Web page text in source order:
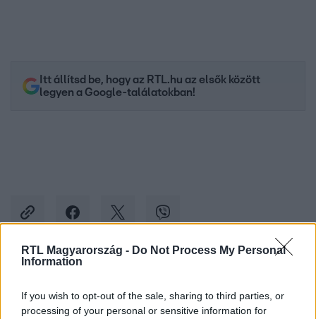
RTL Magyarország - Do Not Process My Personal
Information
If you wish to opt-out of the sale, sharing to third parties, or
processing of your personal or sensitive information for
Itt állítsd be, hogy az RTL.hu az elsők között
legyen a Google-találatokban!
Facebookon is!